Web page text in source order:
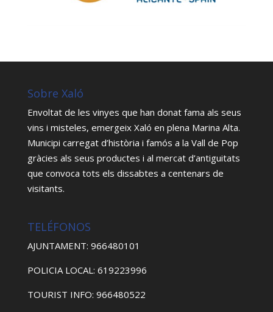
Sobre Xaló
Envoltat de les vinyes que han donat fama als seus
vins i misteles, emergeix Xaló en plena Marina Alta.
Municipi carregat d’història i famós a la Vall de Pop
gràcies als seus productes i al mercat d’antiguitats
que convoca tots els dissabtes a centenars de
visitants.
TELÉFONOS
AJUNTAMENT: 966480101
POLICIA LOCAL: 619223996
TOURIST INFO: 966480522